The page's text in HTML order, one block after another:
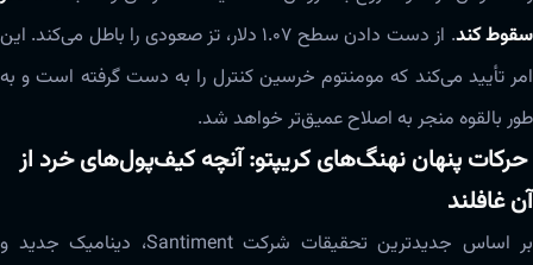
سقوط کند
. از دست دادن سطح ۱.۰۷ دلار، تز صعودی را باطل می‌کند. این
امر تأیید می‌کند که مومنتوم خرسین کنترل را به دست گرفته است و به
طور بالقوه منجر به اصلاح عمیق‌تر خواهد شد.
حرکات پنهان نهنگ‌های کریپتو: آنچه کیف‌پول‌های خرد از
آن غافلند
بر اساس جدیدترین تحقیقات شرکت Santiment، دینامیک جدید و